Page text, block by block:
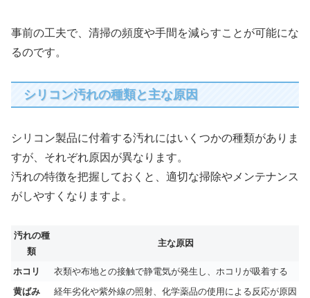
事前の工夫で、清掃の頻度や手間を減らすことが可能にな
るのです。
シリコン汚れの種類と主な原因
シリコン製品に付着する汚れにはいくつかの種類がありま
すが、それぞれ原因が異なります。
汚れの特徴を把握しておくと、適切な掃除やメンテナンス
がしやすくなりますよ。
汚れの種
類
主な原因
ホコリ
衣類や布地との接触で静電気が発生し、ホコリが吸着する
黄ばみ
経年劣化や紫外線の照射、化学薬品の使用による反応が原因